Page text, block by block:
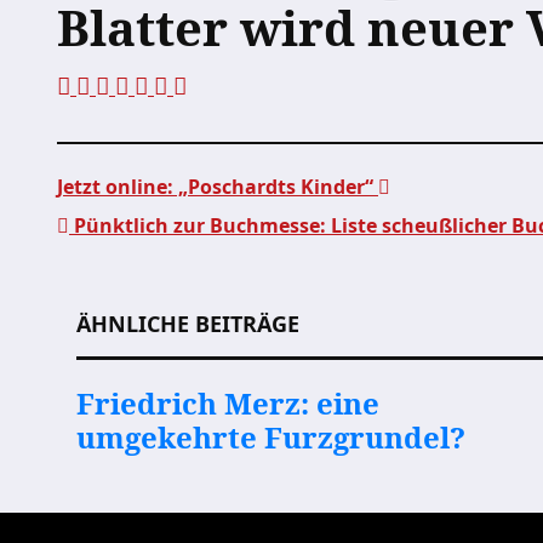
Blatter wird neuer
Jetzt online: „Poschardts Kinder“
Pünktlich zur Buchmesse: Liste scheußlicher
ÄHNLICHE BEITRÄGE
Friedrich Merz: eine
umgekehrte Furzgrundel?